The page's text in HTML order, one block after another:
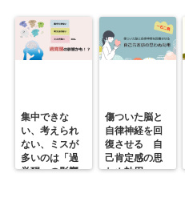
集中できな
い、考えられ
ない、ミスが
多いのは「過
覚醒」の影響
傷ついた脳と
自律神経を回
復させる 自
己肯定感の思
わぬ効用